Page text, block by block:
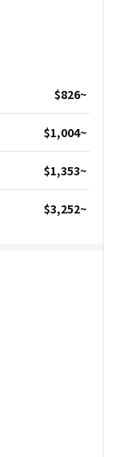
$826~
$1,004~
$1,353~
$3,252~